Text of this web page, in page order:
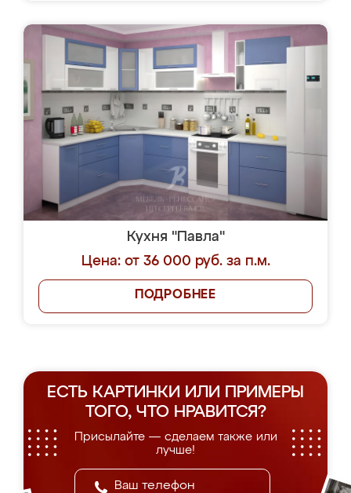
Кухня "Павла"
Цена: от 36 000 руб. за п.м.
ПОДРОБНЕЕ
ЕСТЬ КАРТИНКИ ИЛИ ПРИМЕРЫ
ТОГО, ЧТО НРАВИТСЯ?
Присылайте — сделаем также или
лучше!